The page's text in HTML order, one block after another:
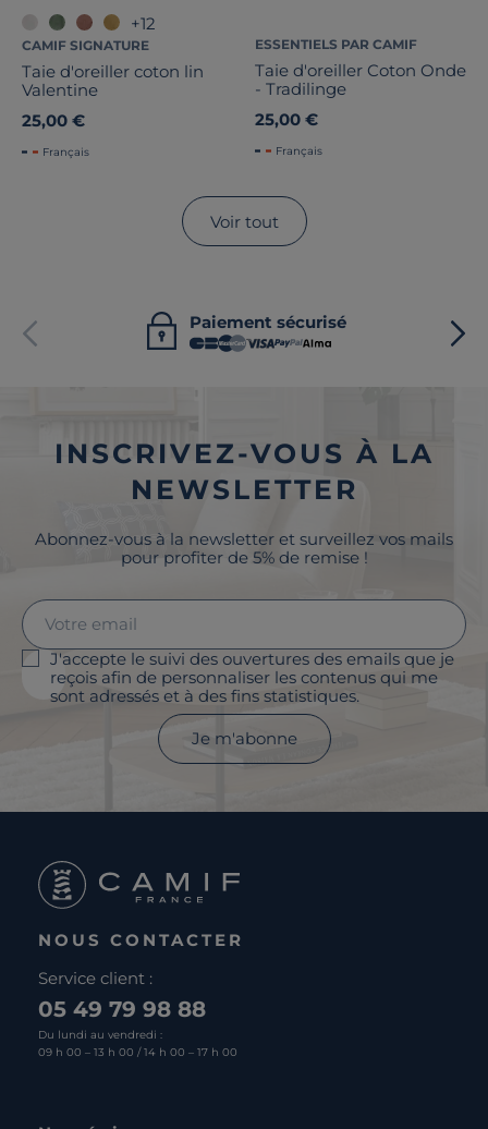
+12
CAMIF SIGNATURE
Taie d'oreiller coton lin
Valentine
25,00 €
Français
ESSENTIELS PAR CAMIF
Taie d'oreiller Coton Onde
- Tradilinge
25,00 €
Français
Voir tout
Paiement sécurisé
INSCRIVEZ-VOUS À LA
NEWSLETTER
Abonnez-vous à la newsletter et surveillez vos mails
pour profiter de 5% de remise !
J'accepte le suivi des ouvertures des emails que je
reçois afin de personnaliser les contenus qui me
sont adressés et à des fins statistiques.
Je m'abonne
NOUS CONTACTER
Service client :
05 49 79 98 88
Du lundi au vendredi :
09 h 00 – 13 h 00 / 14 h 00 – 17 h 00